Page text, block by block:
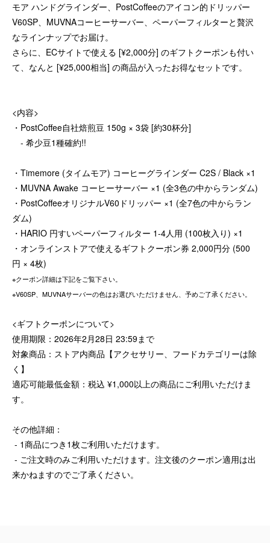
モア ハンドグラインダー、PostCoffeeのアイコン的ドリッパー
V60SP、MUVNAコーヒーサーバー、ペーパーフィルターと贅沢
なラインナップでお届け。
さらに、ECサイトで使える [¥2,000分] のギフトクーポンも付い
て、なんと [¥25,000相当] の商品が入ったお得なセットです。
<内容>
・PostCoffee自社焙煎豆 150g × 3袋 [約30杯分]
- 希少豆1種確約!!
・Timemore (タイムモア) コーヒーグラインダー C2S / Black ×1
・MUVNA Awake コーヒーサーバー ×1 (全3色の中からランダム)
・PostCoffeeオリジナルV60ドリッパー ×1 (全7色の中からラン
ダム)
・HARIO 円すいペーパーフィルター 1-4人用 (100枚入り) ×1
・オンラインストアで使えるギフトクーポン券 2,000円分 (500
円 × 4枚)
※クーポン詳細は下記をご覧下さい。
※V60SP、MUVNAサーバーの色はお選びいただけません、予めご了承ください。
<ギフトクーポンについて>
使用期限：2026年2月28日 23:59まで
対象商品：ストア内商品【アクセサリー、フードカテゴリーは除
く】
適応可能最低金額：税込 ¥1,000以上の商品にご利用いただけま
す。
その他詳細：
- 1商品につき1枚ご利用いただけます。
- ご注文時のみご利用いただけます。注文後のクーポン適用は出
来かねますのでご了承ください。